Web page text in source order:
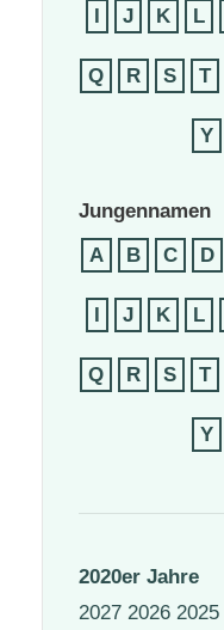
I J K L
Q R S T
Y
Jungennamen
A
B C D
I J K L
Q R S T
Y
2020er Jahre
2027 2026 2025